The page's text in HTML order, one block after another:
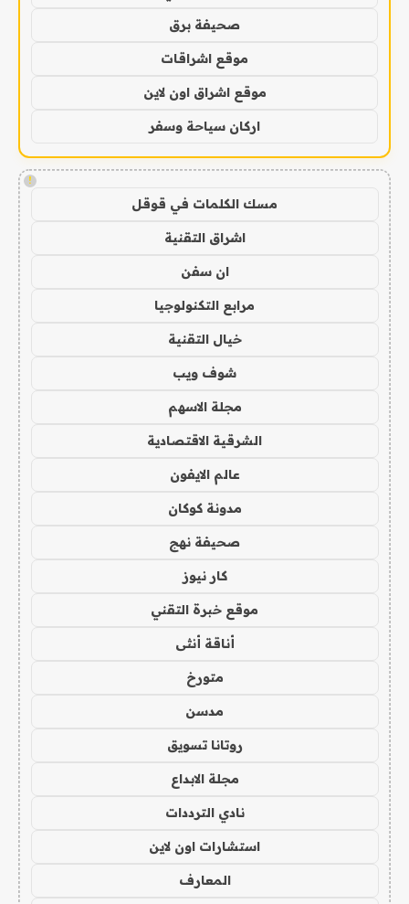
صحيفة برق
موقع اشراقات
موقع اشراق اون لاين
اركان سياحة وسفر
!
مسك الكلمات في قوقل
اشراق التقنية
ان سفن
مرابع التكنولوجيا
خيال التقنية
شوف ويب
مجلة الاسهم
الشرقية الاقتصادية
عالم الايفون
مدونة كوكان
صحيفة نهج
كار نيوز
موقع خبرة التقني
أناقة أنثى
متورخ
مدسن
روتانا تسويق
مجلة الابداع
نادي الترددات
استشارات اون لاين
المعارف